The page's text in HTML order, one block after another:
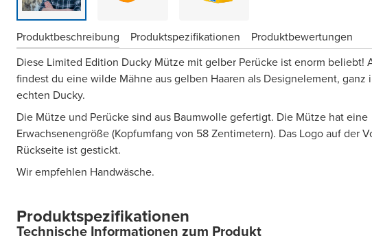
Produktbeschreibung Produktspezifikationen
Produktbewertungen
Diese Limited Edition Ducky Mütze mit gelber Perücke ist enorm beliebt!
findest du eine wilde Mähne aus gelben Haaren als Designelement, ganz
echten Ducky.
Die Mütze und Perücke sind aus Baumwolle gefertigt. Die Mütze hat eine
Erwachsenengröße (Kopfumfang von 58 Zentimetern). Das Logo auf der
Rückseite ist gestickt.
Wir empfehlen Handwäsche.
Produktspezifikationen
Technische Informationen zum Produkt